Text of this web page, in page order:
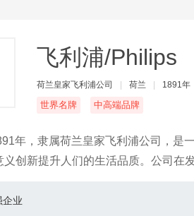
飞利浦/Philips
荷兰皇家飞利浦公司 荷兰 1891年
世界名牌 中高端品牌
年，隶属荷兰皇家飞利浦公司，是
创新提升人们的生活品质。公司在
企业